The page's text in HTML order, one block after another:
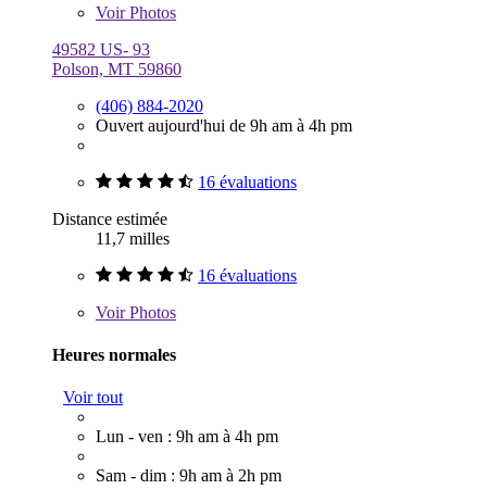
VoirPhotos
49582 US- 93
Polson, MT 59860
(406) 884-2020
Ouvert aujourd'hui de 9h am à 4h pm
16 évaluations
Distance estimée
11,7 milles
16 évaluations
VoirPhotos
Heures normales
Voir tout
Lun - ven : 9h am à 4h pm
Sam - dim : 9h am à 2h pm